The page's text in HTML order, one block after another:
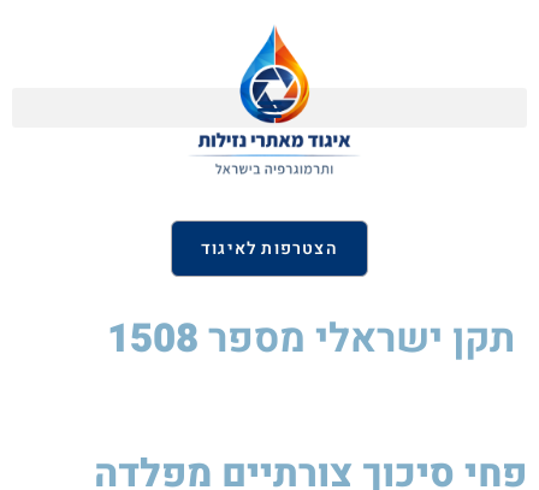
הצטרפות לאיגוד
תקן ישראלי מספר1508
פחי סיכוך צורתיים מפלדה